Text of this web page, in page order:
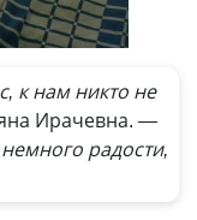
к нам никто не
Ирачевна. —
радости,